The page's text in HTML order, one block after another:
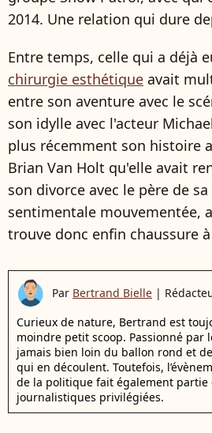
2014. Une relation qui dure
Entre temps, celle qui a déjà
chirurgie esthétique avait
entre son aventure avec le
son idylle avec l'acteur
plus récemment son histoire
Brian Van Holt qu'elle avait
son divorce avec le père de
sentimentale mouvementée,
trouve donc enfin chaussure
Par Bertrand Bielle |
Curieux de nature, Bertrand est
moindre petit scoop. Passionné par
jamais bien loin du ballon rond et
qui en découlent. Toutefois,
de la politique fait également partie
journalistiques privilégiées.